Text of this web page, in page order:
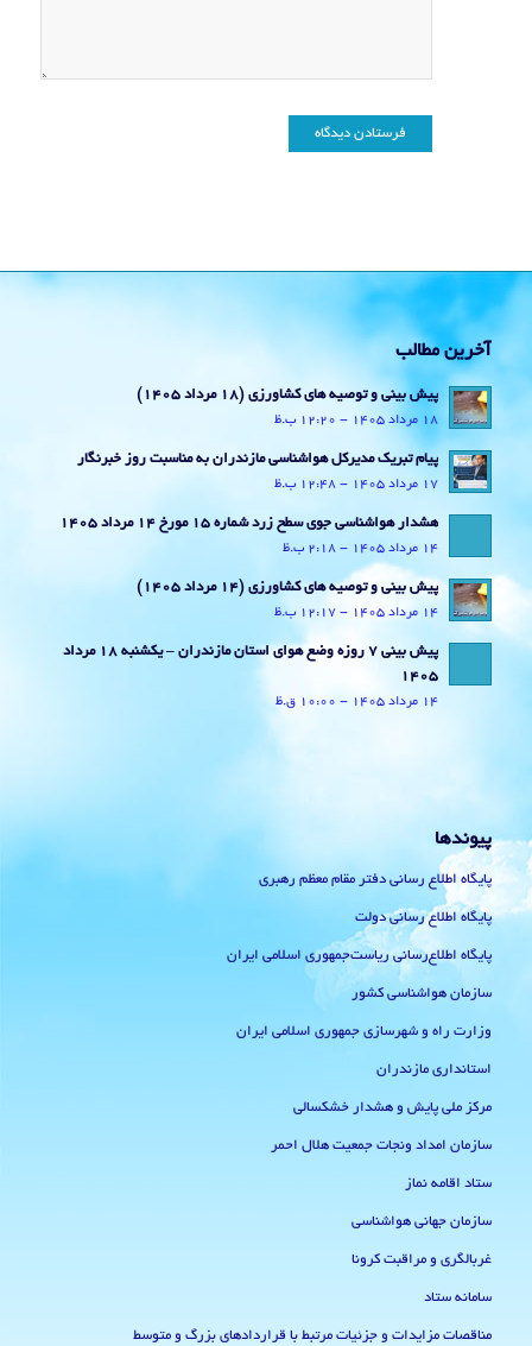
آخرین مطالب
پیش بینی و توصیه های کشاورزی (18 مرداد ۱۴۰۵)
18 مرداد 1405 - 12:20 ب.ظ
پیام تبریک مدیرکل هواشناسی مازندران به مناسبت روز خبرنگار
17 مرداد 1405 - 12:48 ب.ظ
هشدار هواشناسی جوی سطح زرد شماره 15 مورخ 14 مرداد 1405
14 مرداد 1405 - 2:18 ب.ظ
پیش بینی و توصیه های کشاورزی (14 مرداد ۱۴۰۵)
14 مرداد 1405 - 12:17 ب.ظ
پیش بینی 7 روزه وضع هوای استان مازندران – یکشنبه 18 مرداد
1405
14 مرداد 1405 - 10:00 ق.ظ
پیوندها
پایگاه اطلاع رسانی دفتر مقام معظم رهبری
پایگاه اطلاع رسانی دولت
پایگاه اطلاع‌رسانی ریاست‌جمهوری اسلامی ایران
سازمان هواشناسی کشور
وزارت راه و شهرسازی جمهوری اسلامی ایران
استانداری مازندران
مرکز ملی پایش و هشدار خشکسالی
سازمان امداد ونجات جمعیت هلال احمر
ستاد اقامه نماز
سازمان جهانی هواشناسی
غربالگری و مراقبت کرونا
سامانه ستاد
مناقصات مزایدات و جزئیات مرتبط با قراردادهای بزرگ و متوسط